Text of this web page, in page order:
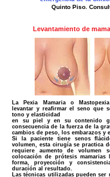
Quinto Piso.
Levantamiento de
La Pexia Mamaria o
levantar y reafirmar el seno que
tono y elasticidad
en su piel y en su contenido
consecuencia de la fuerza de la
cambios de peso, los embarazos y
Si la paciente tiene senos
volumen, esta cirugía se practica
requiere aumento de volumen
colocación de prótesis
forma, proyección y
duración al resultado.
Las técnicas utilizadas pueden ser